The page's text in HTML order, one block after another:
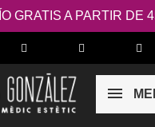
GRATIS A PARTIR DE